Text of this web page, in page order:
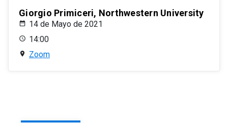
Giorgio Primiceri, Northwestern University
14 de Mayo de 2021
14:00
Zoom